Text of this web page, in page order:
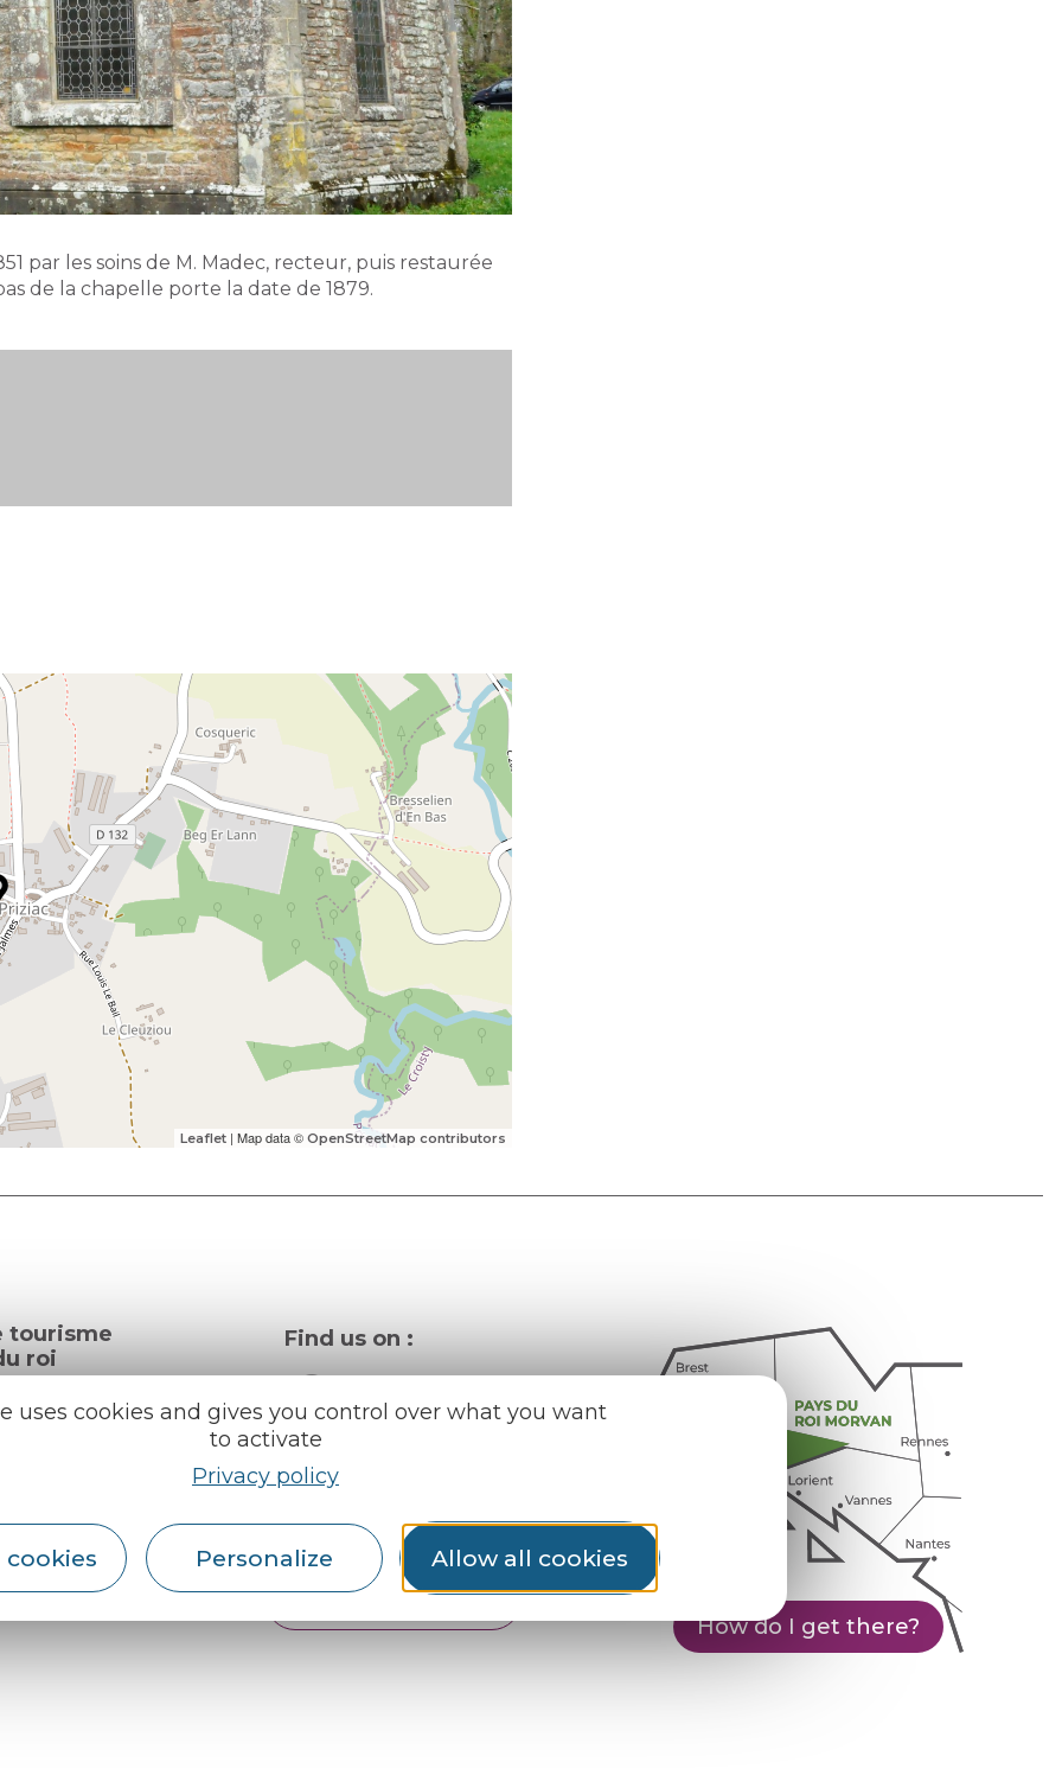
uses cookies and gives you control over what you want
to activate
Privacy policy
Personalize Allow all cookies
par les soins de M. Madec, recteur, puis restaurée
de la chapelle porte la date de 1879.
Leaflet | Map data © OpenStreetMap contributors
tourisme
roi
Find us on :
Espace pro
Partners
English
How do I get there?